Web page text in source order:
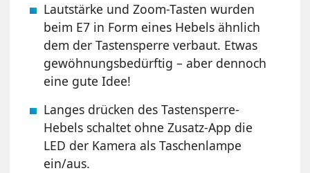
Lautstärke und Zoom-Tasten wurden
beim E7 in Form eines Hebels ähnlich
dem der Tastensperre verbaut. Etwas
gewöhnungsbedürftig – aber dennoch
eine gute Idee!
Langes drücken des Tastensperre-
Hebels schaltet ohne Zusatz-App die
LED der Kamera als Taschenlampe
ein/aus.